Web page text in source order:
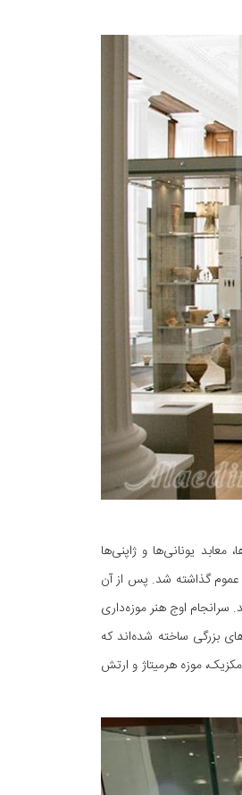
یونانی‌ها و ژاپنی‌ها
برای عموم گذاشته شد. پس از آن
سرانجام اوج هنر موزه‌داری
بزرگی ساخته شده‌اند که
مکزیک، موزه هرمیتاژ و ارتش